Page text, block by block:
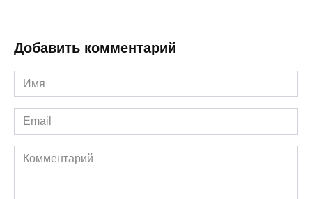
Добавить комментарий
Имя
*
Email
*
Комментарий